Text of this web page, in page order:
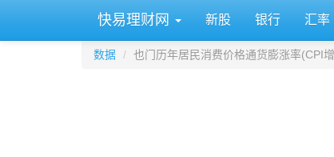
快易理财网 新股 银行 汇率
数据 也门历年居民消费价格通货膨涨率(CPI